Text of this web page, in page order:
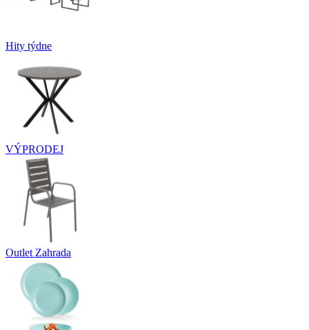
Hity týdne
VÝPRODEJ
Outlet Zahrada